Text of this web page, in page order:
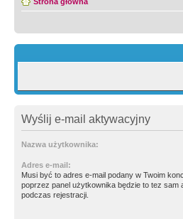
Wyślij e-mail aktywacyjny
Nazwa użytkownika:
Adres e-mail:
Musi być to adres e-mail podany w Twoim
poprzez panel użytkownika będzie to tez sam
podczas rejestracji.